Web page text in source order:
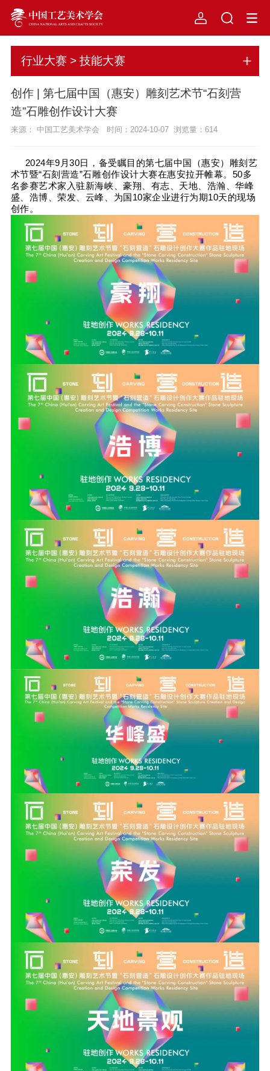
行业大赛 > 技能大赛
创作 | 第七届中国（惠安）雕刻艺术节“石刻营
造”石雕创作设计大赛
来源： 中国工艺美术学会 时间：2024-10-07 浏览量： 614
2024年9月30日，备受瞩目的第七届中国（惠安）雕刻艺
术节暨“石刻营造”石雕创作设计大赛在惠安拉开帷幕。50多
名参赛艺术家入驻新海峡、豪翔、有志、天地、浩瀚、华峰
盛、浩博、荣发、云峰、为国10家企业进行为期10天的现场
创作。